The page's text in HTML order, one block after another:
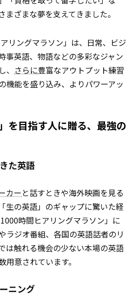
まざまな夢を支えてきました。
リングマラソン」は、日常、ビジ
事英語、物語などの多彩なジャン
さらに豊富なアウトプット練習
機能を盛り込み、よりパワーアッ
を目指す人に贈る、最強の
た英語
カー と話すときや海外映画を見る
生の英語」のギャップに驚いた経
時間ヒアリングマラソン」に
ラジオ番組、各国の英語話者のリ
は触れる機会の少ない本場の英語
意されています。
ニング